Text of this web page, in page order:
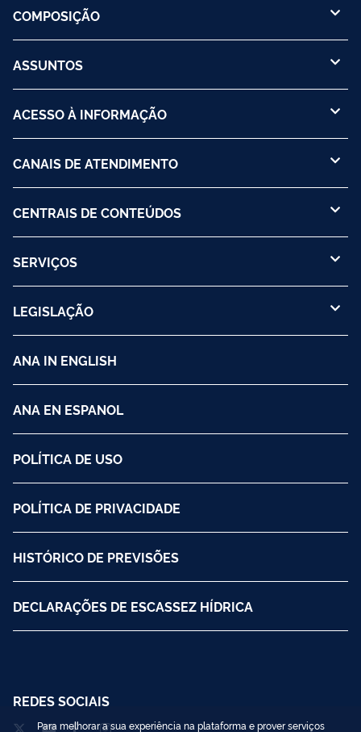
COMPOSIÇÃO
ASSUNTOS
ACESSO À INFORMAÇÃO
CANAIS DE ATENDIMENTO
CENTRAIS DE CONTEÚDOS
SERVIÇOS
LEGISLAÇÃO
ANA IN ENGLISH
ANA EN ESPANOL
POLÍTICA DE USO
POLÍTICA DE PRIVACIDADE
HISTÓRICO DE PREVISÕES
DECLARAÇÕES DE ESCASSEZ HÍDRICA
REDES SOCIAIS
Para melhorar a sua experiência na plataforma e prover serviços